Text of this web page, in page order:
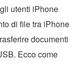
utenti iPhone
di file tra iPhone
documenti
Ecco come